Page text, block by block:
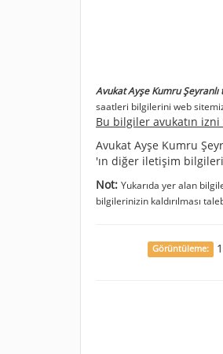
Avukat Ayşe Kumru Şeyranlı
saatleri bilgilerini web
Bu bilgiler avukatın
Avukat Ayşe Kumru
'ın diğer iletişim
Not: Yukarıda yer alan
bilgilerinizin kaldırılması
Görüntüleme: